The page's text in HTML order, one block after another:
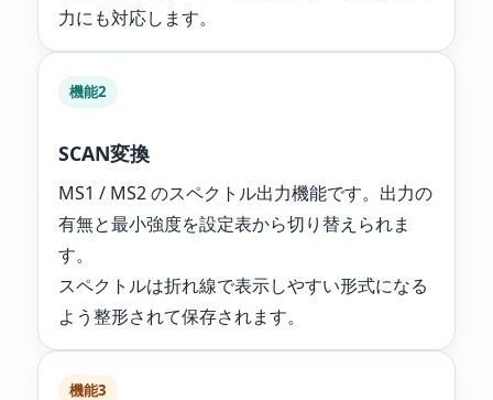
力にも対応します。
機能2
SCAN変換
MS1 / MS2 のスペクトル出力機能です。出力の
有無と最小強度を設定表から切り替えられま
す。
スペクトルは折れ線で表示しやすい形式になる
よう整形されて保存されます。
機能3